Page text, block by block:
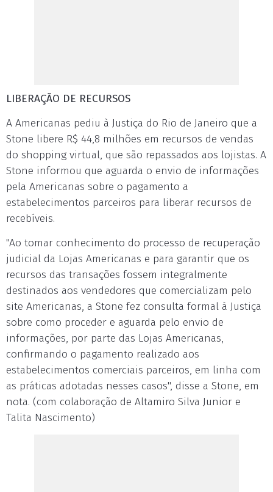
LIBERAÇÃO DE RECURSOS
A Americanas pediu à Justiça do Rio de Janeiro que a
Stone libere R$ 44,8 milhões em recursos de vendas
do shopping virtual, que são repassados aos lojistas. A
Stone informou que aguarda o envio de informações
pela Americanas sobre o pagamento a
estabelecimentos parceiros para liberar recursos de
recebíveis.
"Ao tomar conhecimento do processo de recuperação
judicial da Lojas Americanas e para garantir que os
recursos das transações fossem integralmente
destinados aos vendedores que comercializam pelo
site Americanas, a Stone fez consulta formal à Justiça
sobre como proceder e aguarda pelo envio de
informações, por parte das Lojas Americanas,
confirmando o pagamento realizado aos
estabelecimentos comerciais parceiros, em linha com
as práticas adotadas nesses casos", disse a Stone, em
nota. (com colaboração de Altamiro Silva Junior e
Talita Nascimento)